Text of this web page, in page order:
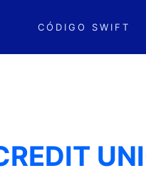
CÓDIGO SWIFT